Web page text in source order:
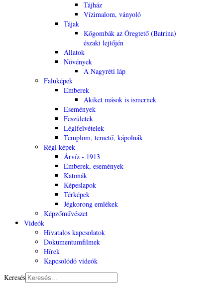
Tájház
Vízimalom, ványoló
Tájak
Kőgombák az Öregtető (Batrina)
északi lejtőjén
Állatok
Növények
A Nagyréti láp
Faluképek
Emberek
Akiket mások is ismernek
Események
Feszületek
Légifelvételek
Templom, temető, kápolnák
Régi képek
Árvíz - 1913
Emberek, események
Katonák
Képeslapok
Térképek
Jégkorong emlékek
Képzőművészet
Videók
Hivatalos kapcsolatok
Dokumentumfilmek
Hírek
Kapcsolódó videók
Keresés